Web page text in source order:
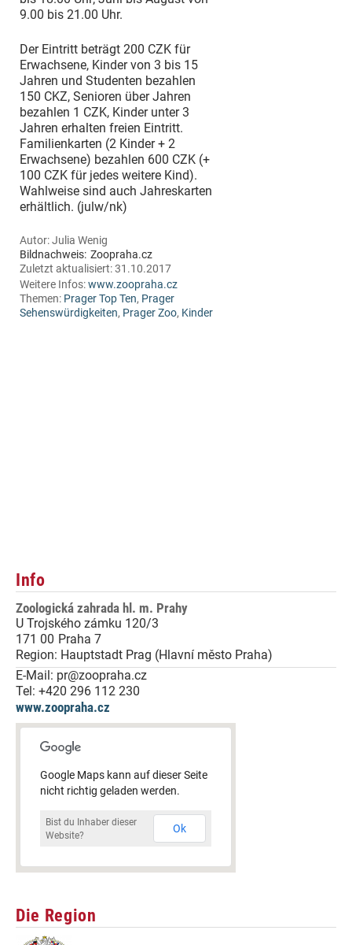
9.00 bis 21.00 Uhr.
Der Eintritt beträgt 200 CZK für
Erwachsene, Kinder von 3 bis 15
Jahren und Studenten bezahlen
150 CKZ, Senioren über Jahren
bezahlen 1 CZK, Kinder unter 3
Jahren erhalten freien Eintritt.
Familienkarten (2 Kinder + 2
Erwachsene) bezahlen 600 CZK (+
100 CZK für jedes weitere Kind).
Wahlweise sind auch Jahreskarten
erhältlich. (julw/nk)
Autor:Julia Wenig
Bildnachweis: Zoopraha.cz
Zuletzt aktualisiert:31.10.2017
Weitere Infos:www.zoopraha.cz
Themen: Prager Top Ten, Prager
Sehenswürdigkeiten, Prager Zoo, Kinder
Info
Zoologická zahrada hl. m. Prahy
U Trojského zámku 120/3
171 00 Praha 7
Region: Hauptstadt Prag (Hlavní město Praha)
E-Mail: pr@zoopraha.cz
Tel: +420 296 112 230
www.zoopraha.cz
Google Maps kann auf dieser Seite
nicht richtig geladen werden.
Bist du Inhaber dieser
Website?
Ok
Die Region